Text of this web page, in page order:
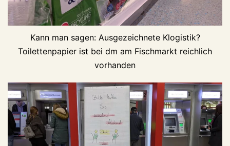
Kann man sagen: Ausgezeichnete Klogistik?
Toilettenpapier ist bei dm am Fischmarkt reichlich
vorhanden